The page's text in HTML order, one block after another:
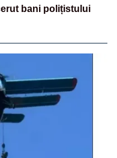
bani polițistului